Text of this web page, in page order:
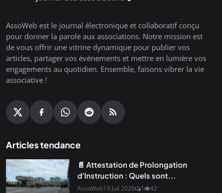
AssoWeb est le journal électronique et collaboratif conçu
pour donner la parole aux associations. Notre mission est
de vous offrir une vitrine dynamique pour publier vos
articles, partager vos événements et mettre en lumière vos
engagements au quotidien. Ensemble, faisons vibrer la vie
associative !
Articles tendance
📄 Attestation de Prolongation
d'Instruction : Quels sont...
AssoWeb13 Juil 2026 1 42